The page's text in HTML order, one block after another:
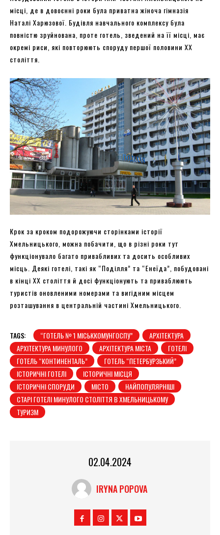
місці, де в довоєнні роки була приватна жіноча гімназія
Наталі Харюзової. Будівля навчального комплексу була
повністю зруйнована, проте готель, зведений на її місці, має
окремі риси, які повторюють споруду першої половини XX
століття.
Крок за кроком подорожуючи сторінками історії
Хмельницького, можна побачити, що в різні роки тут
функціонувало багато привабливих та досить особливих
місць. Деякі готелі, такі як “Поділля” та “Енеїда”, побудовані
в кінці XX століття й досі функціонують та приваблюють
туристів оновленими номерами та вигідним місцем
розташування в центральній частині Хмельницького.
TAGS: “ГОТЕЛЬ № 1 МІСЬККОМУНГОСПУ”
АРХІТЕКТУРА
АРХІТЕКТУРА МИНУЛОГО
АРХІТЕКТУРА МІСТА
ГОТЕЛІ
ГОТЕЛЬ “КОНТИНЕНТАЛЬ”
ГОТЕЛЬ “ПЕТЕРБУРЗЬКИЙ”
ІСТОРИЧНІ ГОТЕЛІ
ІСТОРИЧНІ МІСЦЯ
ІСТОРИЧНІ СПОРУДИ
МІСТО
НАЙПОПУЛЯРНІШІ
СТАРІ ГОТЕЛІ МИНУЛОГО СТОЛІТТЯ В ХМЕЛЬНИЦЬКОМУ
ТУРИЗМ
02.04.2024
IRYNA POPOVA